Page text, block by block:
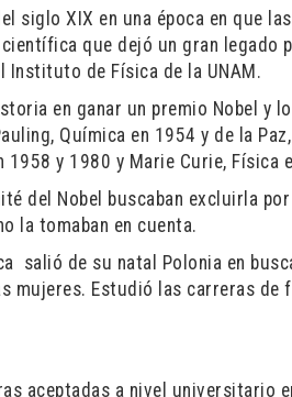
siglo XIX en una época en que
que dejó un gran legado
de Física de la UNAM.
en ganar un premio Nobel y
Química en 1954 y de la
1958 y 1980 y Marie Curie, Física
del Nobel buscaban excluirla
la tomaban en cuenta.
salió de su natal Polonia en
mujeres. Estudió las carreras
aceptadas a nivel universitario